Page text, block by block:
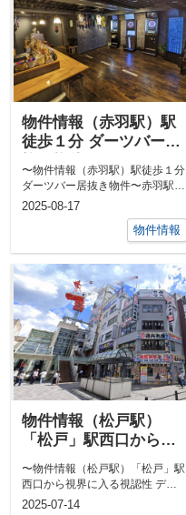
物件情報（赤羽駅）駅
徒歩１分 ダーツバー居
抜き物件
〜物件情報（赤羽駅）駅徒歩１分
ダーツバー居抜き物件〜赤羽駅東
口から徒歩1分。駅前の好立地
2025-08-17
物件情報
物件情報（松戸駅）
「松戸」駅西口から視
に隣接した好立地
〜物件情報（松戸駅）「松戸」駅
西口から視界に入る視認性 デッ
キに隣接した好立地〜美容室やエ
2025-07-14